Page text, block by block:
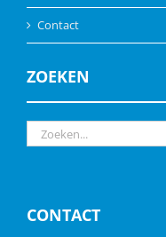
Contact
ZOEKEN
Zoeken
naar:
CONTACT